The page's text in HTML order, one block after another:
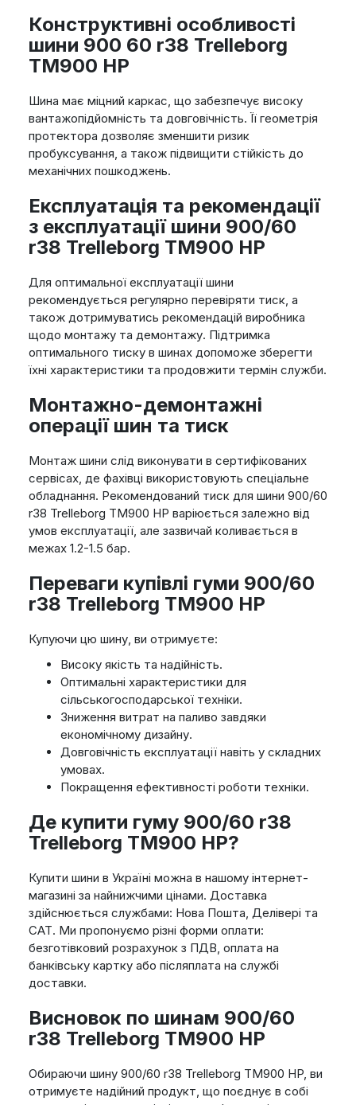
Конструктивні особливості
шини 900 60 r38 Trelleborg
TM900 HP
Шина має міцний каркас, що забезпечує високу
вантажопідйомність та довговічність. Її геометрія
протектора дозволяє зменшити ризик
пробуксування, а також підвищити стійкість до
механічних пошкоджень.
Експлуатація та рекомендації
з експлуатації шини 900/60
r38 Trelleborg TM900 HP
Для оптимальної експлуатації шини
рекомендується регулярно перевіряти тиск, а
також дотримуватись рекомендацій виробника
щодо монтажу та демонтажу. Підтримка
оптимального тиску в шинах допоможе зберегти
їхні характеристики та продовжити термін служби.
Монтажно-демонтажні
операції шин та тиск
Монтаж шини слід виконувати в сертифікованих
сервісах, де фахівці використовують спеціальне
обладнання. Рекомендований тиск для шини 900/60
r38 Trelleborg TM900 HP варіюється залежно від
умов експлуатації, але зазвичай коливається в
межах 1.2-1.5 бар.
Переваги купівлі гуми 900/60
r38 Trelleborg TM900 HP
Купуючи цю шину, ви отримуєте:
Високу якість та надійність.
Оптимальні характеристики для
сільськогосподарської техніки.
Зниження витрат на паливо завдяки
економічному дизайну.
Довговічність експлуатації навіть у складних
умовах.
Покращення ефективності роботи техніки.
Де купити гуму 900/60 r38
Trelleborg TM900 HP?
Купити шини в Україні можна в нашому інтернет-
магазині за найнижчими цінами. Доставка
здійснюється службами: Нова Пошта, Делівері та
САТ. Ми пропонуємо різні форми оплати:
безготівковий розрахунок з ПДВ, оплата на
банківську картку або післяплата на службі
доставки.
Висновок по шинам 900/60
r38 Trelleborg TM900 HP
Обираючи шину 900/60 r38 Trelleborg TM900 HP, ви
отримуєте надійний продукт, що поєднує в собі